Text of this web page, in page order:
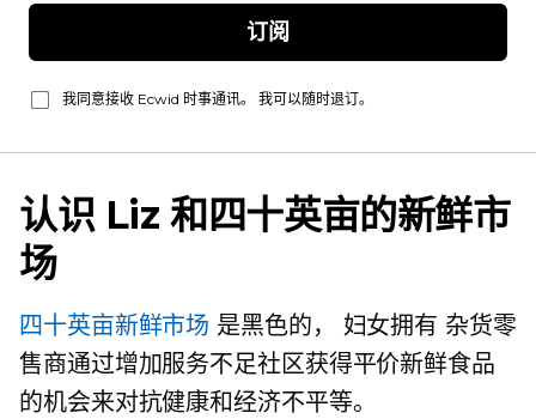
订阅
我同意接收 Ecwid 时事通讯。 我可以随时退订。
认识 Liz 和四十英亩的新鲜市
场
四十英亩新鲜市场 是黑色的， 妇女拥有 杂货零
售商通过增加服务不足社区获得平价新鲜食品
的机会来对抗健康和经济不平等。